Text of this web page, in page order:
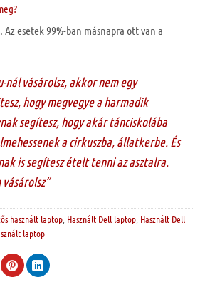
esetek 99%-ban másnapra ott van a
nál vásárolsz, akkor nem egy
hogy megvegye a harmadik
segítesz, hogy akár tánciskolába
a cirkuszba, állatkerbe. És
is segítesz ételt tenni az asztalra.
használt laptop Használt Dell laptop Használt Dell
laptop